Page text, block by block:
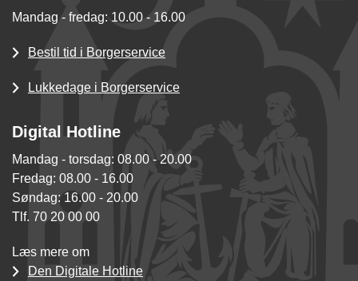
Mandag - fredag: 10.00 - 16.00
Bestil tid i Borgerservice
Lukkedage i Borgerservice
Digital Hotline
Mandag - torsdag: 08.00 - 20.00
Fredag: 08.00 - 16.00
Søndag: 16.00 - 20.00
Tlf. 70 20 00 00
Læs mere om
Den Digitale Hotline